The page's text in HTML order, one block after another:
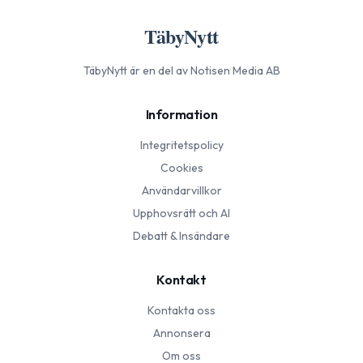
TäbyNytt
TäbyNyttär en del av Notisen Media AB
Information
Integritetspolicy
Cookies
Användarvillkor
Upphovsrätt och AI
Debatt & Insändare
Kontakt
Kontakta oss
Annonsera
Om oss